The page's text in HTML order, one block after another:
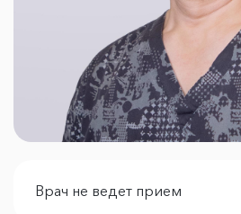
Врач не ведет прием